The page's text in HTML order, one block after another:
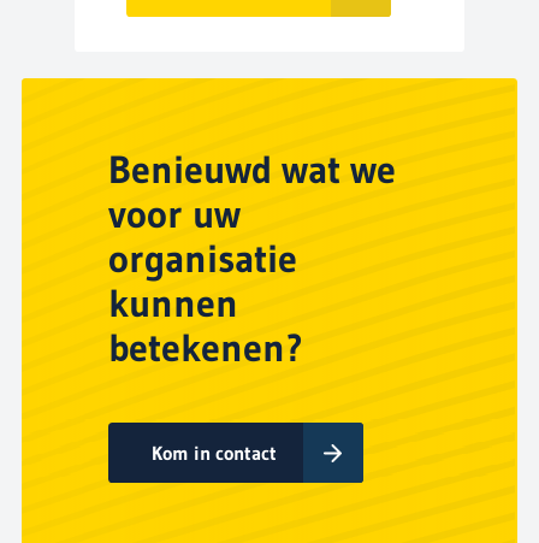
Benieuwd wat we
voor uw
organisatie
kunnen
betekenen?
Kom in contact